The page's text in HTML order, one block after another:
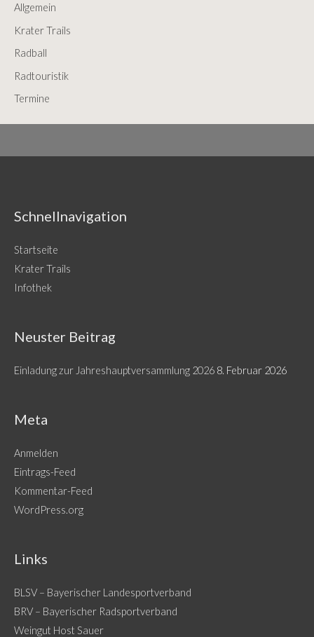
h
f
o
r
Allgemein
Krater Trails
Radball
Radtouristik
Termine
Schnellnavigation
Startseite
Krater Trails
Infothek
Neuster Beitrag
Einladung zur Jahreshauptversammlung 2026 8. Februar 2026
Meta
Anmelden
Eintrags-Feed
Kommentar-Feed
WordPress.org
Links
BLSV – Bayerischer Landesportverband
BRV – Bayerischer Radsportverband
Weingut Host Sauer